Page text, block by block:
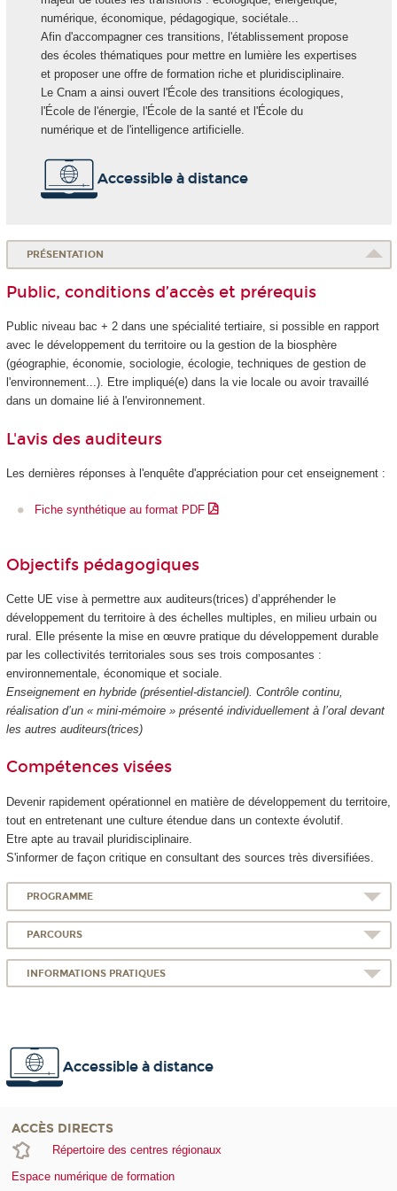
numérique, économique, pédagogique, sociétale...
Afin d'accompagner ces transitions, l'établissement propose
des écoles thématiques pour mettre en lumière les expertises
et proposer une offre de formation riche et pluridisciplinaire.
Le Cnam a ainsi ouvert l'École des transitions écologiques,
l'École de l'énergie, l'École de la santé et l'École du
numérique et de l'intelligence artificielle.
Accessible à distance
PRÉSENTATION
Public, conditions d’accès et prérequis
Public niveau bac + 2 dans une spécialité tertiaire, si possible en rapport
avec le développement du territoire ou la gestion de la biosphère
(géographie, économie, sociologie, écologie, techniques de gestion de
l'environnement...). Etre impliqué(e) dans la vie locale ou avoir travaillé
dans un domaine lié à l'environnement.
L'avis des auditeurs
Les dernières réponses à l'enquête d'appréciation pour cet enseignement :
Fiche synthétique au format PDF
Objectifs pédagogiques
Cette UE vise à permettre aux auditeurs(trices) d’appréhender le
développement du territoire à des échelles multiples, en milieu urbain ou
rural. Elle présente la mise en œuvre pratique du développement durable
par les collectivités territoriales sous ses trois composantes :
environnementale, économique et sociale.
Enseignement en hybride (présentiel-distanciel). Contrôle continu,
réalisation d’un « mini-mémoire » présenté individuellement à l’oral devant
les autres auditeurs(trices)
Compétences visées
Devenir rapidement opérationnel en matière de développement du territoire,
tout en entretenant une culture étendue dans un contexte évolutif.
Etre apte au travail pluridisciplinaire.
S'informer de façon critique en consultant des sources très diversifiées.
PROGRAMME
PARCOURS
INFORMATIONS PRATIQUES
Accessible à distance
ACCÈS DIRECTS
Répertoire des centres régionaux
Espace numérique de formation